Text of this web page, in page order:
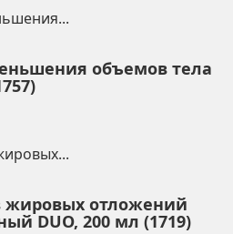
объемов тела
жировых отложений
DUO, 200 мл (1719)